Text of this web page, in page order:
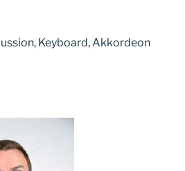
Keyboard, Akkordeon